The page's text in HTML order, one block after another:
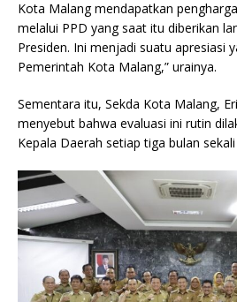
Kota Malang mendapatkan
melalui PPD yang saat itu diberikan
Presiden. Ini menjadi suatu apresiasi
Pemerintah Kota Malang,” urainya.
Sementara itu, Sekda Kota Malang,
menyebut bahwa evaluasi ini rutin
Kepala Daerah setiap tiga bulan